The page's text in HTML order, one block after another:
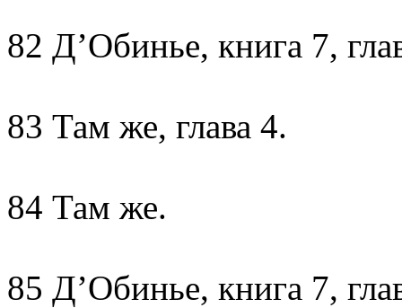
82 Д’Обинье, книга 7,
83 Там же, глава 4.
84 Там же.
85 Д’Обинье, книга 7,